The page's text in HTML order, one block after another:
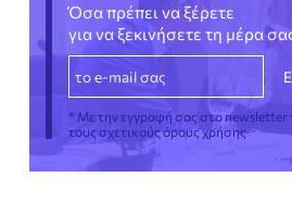
Όσα πρέπει να ξέρετε
για να ξεκινήσετε τη μέρα
* Με την εγγραφή σας στο newsletter
τους σχετικούς όρους χρήσης